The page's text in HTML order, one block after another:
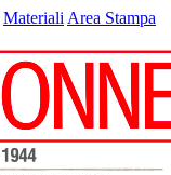
Materiali Area Stampa